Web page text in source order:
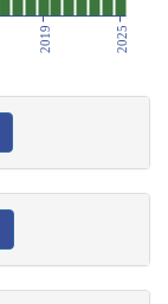
2019 2025